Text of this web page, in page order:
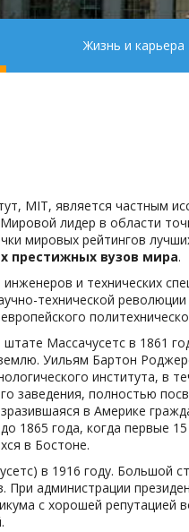
Жизнь и карьера
MIT, является частным
лидер в области
мировых рейтингов
престижных вузов мира.
и технических
технической
Массачусетс в 1861
Уильям Бартон
института, в
заведения, полностью
в Америке
1865 года, когда первые
в Бостоне.
в 1916 году. Большой
При администрации
с хорошей репутацией